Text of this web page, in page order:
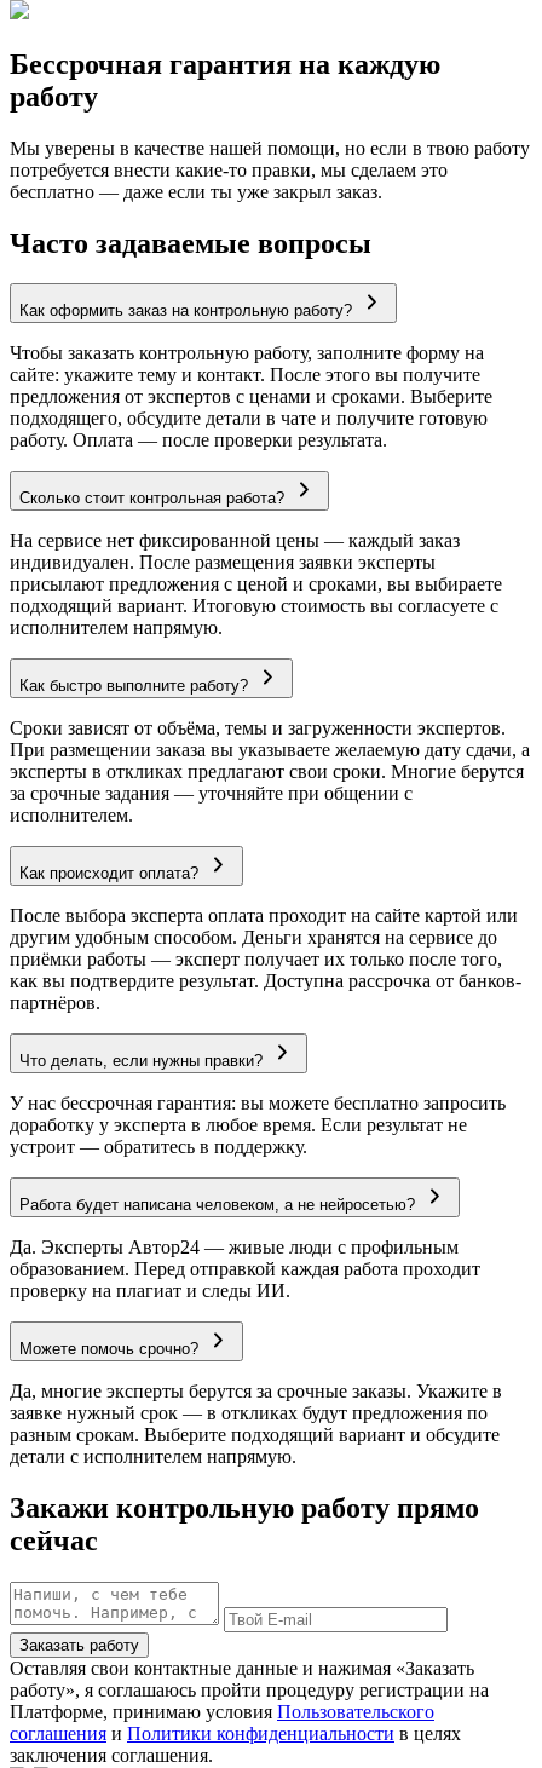
Бессрочная гарантия на каждую
работу
Мы уверены в качестве нашей помощи, но если в твою работу
потребуется внести какие-то правки, мы сделаем это
бесплатно — даже если ты уже закрыл заказ.
Часто задаваемые вопросы
Как оформить заказ на контрольную работу?
Чтобы заказать контрольную работу, заполните форму на
сайте: укажите тему и контакт. После этого вы получите
предложения от экспертов с ценами и сроками. Выберите
подходящего, обсудите детали в чате и получите готовую
работу. Оплата — после проверки результата.
Сколько стоит контрольная работа?
На сервисе нет фиксированной цены — каждый заказ
индивидуален. После размещения заявки эксперты
присылают предложения с ценой и сроками, вы выбираете
подходящий вариант. Итоговую стоимость вы согласуете с
исполнителем напрямую.
Как быстро выполните работу?
Сроки зависят от объёма, темы и загруженности экспертов.
При размещении заказа вы указываете желаемую дату сдачи, а
эксперты в откликах предлагают свои сроки. Многие берутся
за срочные задания — уточняйте при общении с
исполнителем.
Как происходит оплата?
После выбора эксперта оплата проходит на сайте картой или
другим удобным способом. Деньги хранятся на сервисе до
приёмки работы — эксперт получает их только после того,
как вы подтвердите результат. Доступна рассрочка от банков-
партнёров.
Что делать, если нужны правки?
У нас бессрочная гарантия: вы можете бесплатно запросить
доработку у эксперта в любое время. Если результат не
устроит — обратитесь в поддержку.
Работа будет написана человеком, а не нейросетью?
Да. Эксперты Автор24 — живые люди с профильным
образованием. Перед отправкой каждая работа проходит
проверку на плагиат и следы ИИ.
Можете помочь срочно?
Да, многие эксперты берутся за срочные заказы. Укажите в
заявке нужный срок — в откликах будут предложения по
разным срокам. Выберите подходящий вариант и обсудите
детали с исполнителем напрямую.
Закажи контрольную работу прямо
сейчас
Заказать работу
Оставляя свои контактные данные и нажимая «Заказать
работу», я соглашаюсь пройти процедуру регистрации на
Платформе, принимаю условия Пользовательского
соглашения и Политики конфиденциальности в целях
заключения соглашения.